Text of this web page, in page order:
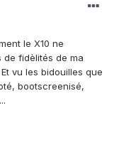
le X10 ne
de fidèlités de ma
vu les bidouilles que
bootscreenisé,